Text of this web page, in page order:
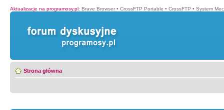
Aktualizacje na programosy.pl: Brave Browser • CrossFTP Portable • CrossFTP • System
Strona główna